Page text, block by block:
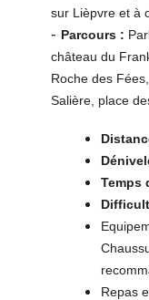
sur Lièpvre et à
- Parcours :
château du
Roche des
Salière, place
Temps
Repas